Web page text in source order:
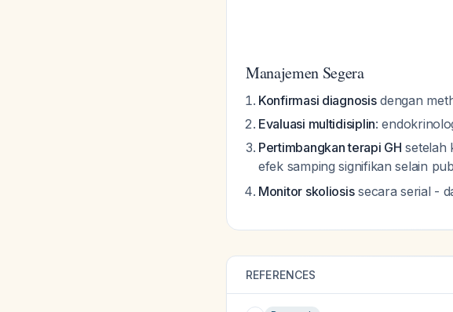
Manajemen Segera
Konfirmasi diagnosisdengan
Evaluasi multidisiplin:
Pertimbangkan terapi GH setelah
efek samping signifikan selain
Monitor skoliosissecara serial -
REFERENCES